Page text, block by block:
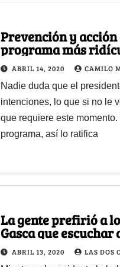
Prevención y
programa más
televisión
ABRIL 14, 2020 CAMILO
Nadie duda que el
intenciones, lo que si no le
que requiere este
programa, así lo ratifica
La gente prefirió a
Gasca que escuchar
ABRIL 13, 2020 LAS DOS